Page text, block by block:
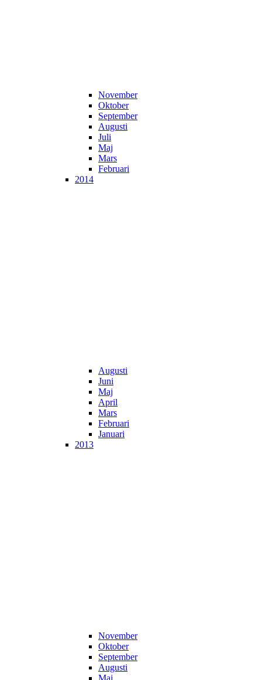
November
Oktober
September
Augusti
Juli
Maj
Mars
Februari
2014
Augusti
Juni
Maj
April
Mars
Februari
Januari
2013
November
Oktober
September
Augusti
Maj